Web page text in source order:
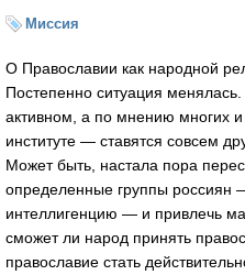
Миссия
О Православии как народной
Постепенно ситуация
активном, а по мнению многих
институте — ставятся совсем
Может быть, настала пора
определенные группы россиян
интеллигенцию — и привлечь
сможет ли народ принять
православие стать